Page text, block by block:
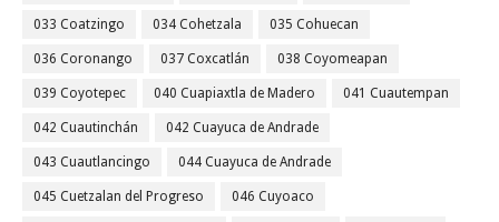
033 Coatzingo 034 Cohetzala 035 Cohuecan
036 Coronango 037 Coxcatlán 038 Coyomeapan
039 Coyotepec 040 Cuapiaxtla de Madero 041 Cuautempan
042 Cuautinchán 042 Cuayuca de Andrade
043 Cuautlancingo 044 Cuayuca de Andrade
045 Cuetzalan del Progreso 046 Cuyoaco